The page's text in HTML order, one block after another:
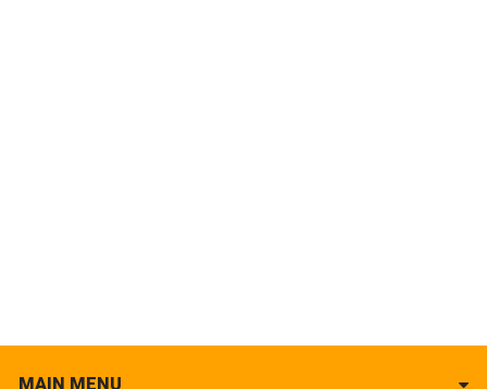
MAIN MENU